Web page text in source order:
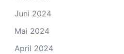
Juni 2024
Mai 2024
April 2024